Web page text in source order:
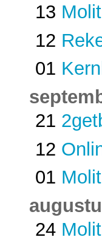
13
12
01
21
12
01
24